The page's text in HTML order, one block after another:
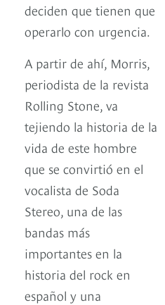
deciden que tienen que
operarlo con urgencia.
A partir de ahí, Morris,
periodista de la revista
Rolling Stone, va
tejiendo la historia de la
vida de este hombre
que se convirtió en el
vocalista de Soda
Stereo, una de las
bandas más
importantes en la
historia del rock en
español y una